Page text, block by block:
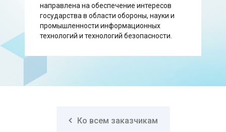
направлена на обеспечение интересов
государства в области обороны, науки и
промышленности информационных
технологий и технологий безопасности.
Ко всем заказчикам